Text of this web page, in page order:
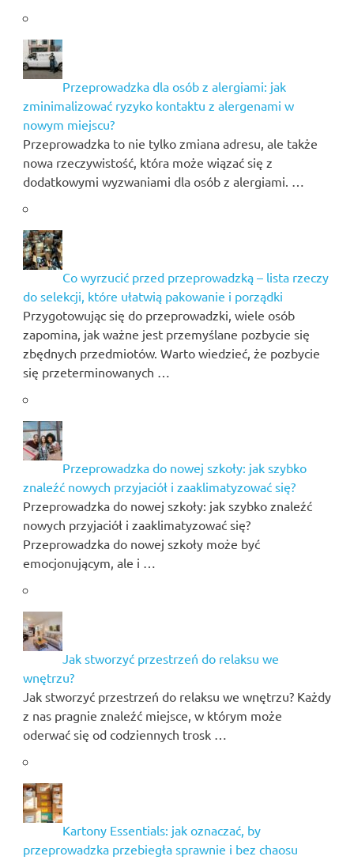
Przeprowadzka dla osób z alergiami: jak
zminimalizować ryzyko kontaktu z alergenami w
nowym miejscu?
Przeprowadzka to nie tylko zmiana adresu, ale także
nowa rzeczywistość, która może wiązać się z
dodatkowymi wyzwaniami dla osób z alergiami. …
Co wyrzucić przed przeprowadzką – lista rzeczy
do selekcji, które ułatwią pakowanie i porządki
Przygotowując się do przeprowadzki, wiele osób
zapomina, jak ważne jest przemyślane pozbycie się
zbędnych przedmiotów. Warto wiedzieć, że pozbycie
się przeterminowanych …
Przeprowadzka do nowej szkoły: jak szybko
znaleźć nowych przyjaciół i zaaklimatyzować się?
Przeprowadzka do nowej szkoły: jak szybko znaleźć
nowych przyjaciół i zaaklimatyzować się?
Przeprowadzka do nowej szkoły może być
emocjonującym, ale i …
Jak stworzyć przestrzeń do relaksu we
wnętrzu?
Jak stworzyć przestrzeń do relaksu we wnętrzu? Każdy
z nas pragnie znaleźć miejsce, w którym może
oderwać się od codziennych trosk …
Kartony Essentials: jak oznaczać, by
przeprowadzka przebiegła sprawnie i bez chaosu